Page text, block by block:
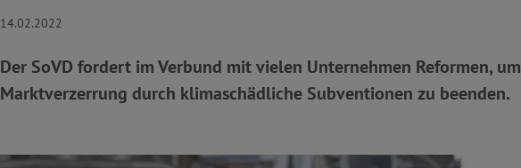
14.02.2022
Der SoVD fordert im Verbund mit vielen Unternehmen Reformen, um
Marktverzerrung durch klimaschädliche Subventionen zu beenden.